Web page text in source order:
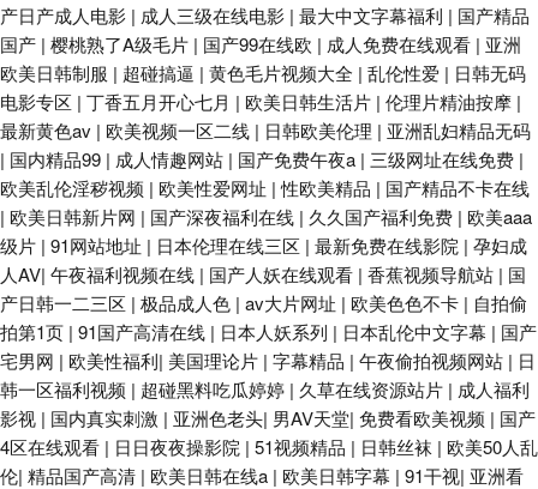
产日产成人电影 | 成人三级在线电影 | 最大中文字幕福利 | 国产精品
国产 | 樱桃熟了A级毛片 | 国产99在线欧 | 成人免费在线观看 | 亚洲
欧美日韩制服 | 超碰搞逼 | 黄色毛片视频大全 | 乱伦性爱 | 日韩无码
电影专区 | 丁香五月开心七月 | 欧美日韩生活片 | 伦理片精油按摩 |
最新黄色av | 欧美视频一区二线 | 日韩欧美伦理 | 亚洲乱妇精品无码
| 国内精品99 | 成人情趣网站 | 国产免费午夜a | 三级网址在线免费 |
欧美乱伦淫秽视频 | 欧美性爱网址 |性欧美精品 | 国产精品不卡在线
| 欧美日韩新片网 | 国产深夜福利在线 | 久久国产福利免费 | 欧美aaa
级片 | 91网站地址 | 日本伦理在线三区 | 最新免费在线影院 | 孕妇成
人AV| 午夜福利视频在线 | 国产人妖在线观看 | 香蕉视频导航站 | 国
产日韩一二三区 | 极品成人色 | av大片网址 | 欧美色色不卡 | 自拍偷
拍第1页 | 91国产高清在线 | 日本人妖系列 | 日本乱伦中文字幕 | 国产
宅男网 | 欧美性福利| 美国理论片 | 字幕精品 | 午夜偷拍视频网站 | 日
韩一区福利视频 | 超碰黑料吃瓜婷婷 | 久草在线资源站片 | 成人福利
影视 | 国内真实刺激 | 亚洲色老头| 男AV天堂| 免费看欧美视频 | 国产
4区在线观看 | 日日夜夜操影院 | 51视频精品 | 日韩丝袜 | 欧美50人乱
伦| 精品国产高清 | 欧美日韩在线a | 欧美日韩字幕 | 91干视| 亚洲看